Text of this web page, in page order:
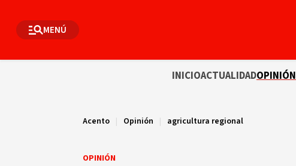
MENÚ
INICIOACTUALIDADOPINIÓN
Acento | Opinión | agricultura regional
OPINIÓN